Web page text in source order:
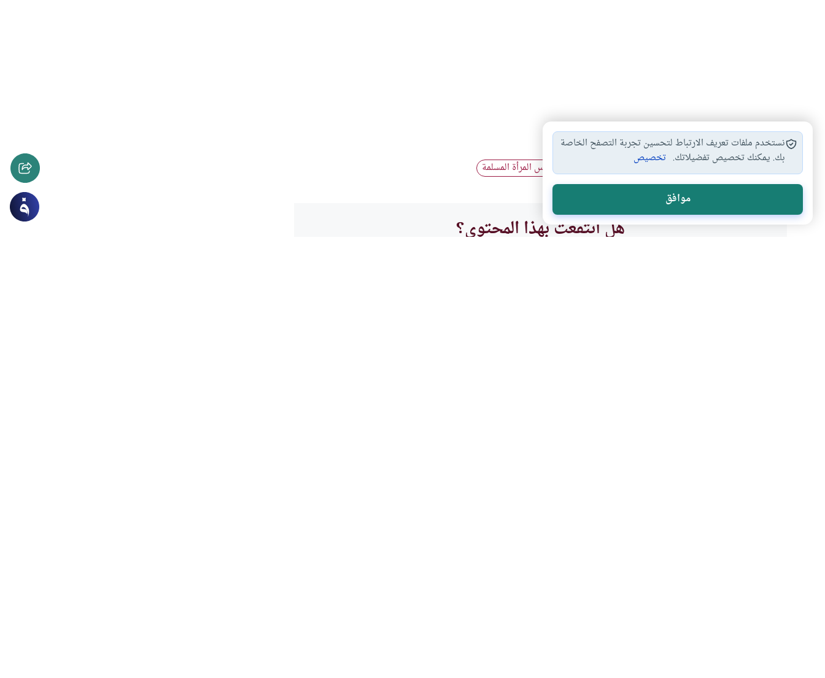
هل النقاب واجب لباس المرأة المسلمة
هل انتفعت بهذا المحتوى؟
نستخدم ملفات تعريف الارتباط لتحسين تجربة التصفح الخاصة
بك. يمكنك تخصيص تفضيلاتك. تخصيص
موافق